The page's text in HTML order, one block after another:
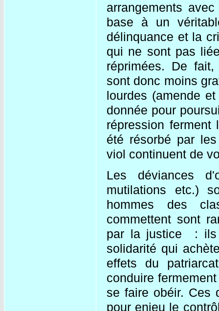
arrangements
base à un
délinquance et la
qui ne sont pas
réprimées. De
sont donc moins
lourdes (amende
donnée pour
répression
été résorbé par
viol continuent de
Les déviances
mutilations etc.)
hommes des
commettent sont
par la justice : ils
solidarité qui
effets du
conduire
se faire obéir. Ces
pour enjeu le